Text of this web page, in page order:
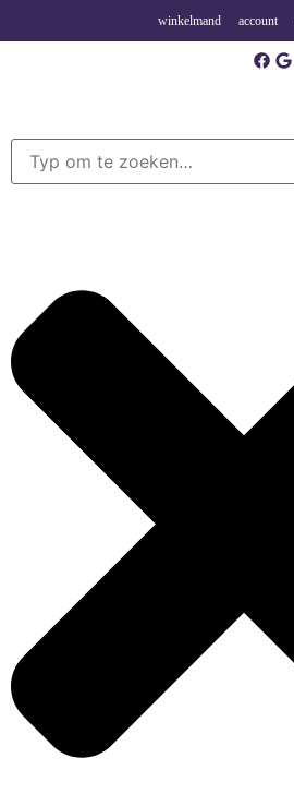
winkelmand account